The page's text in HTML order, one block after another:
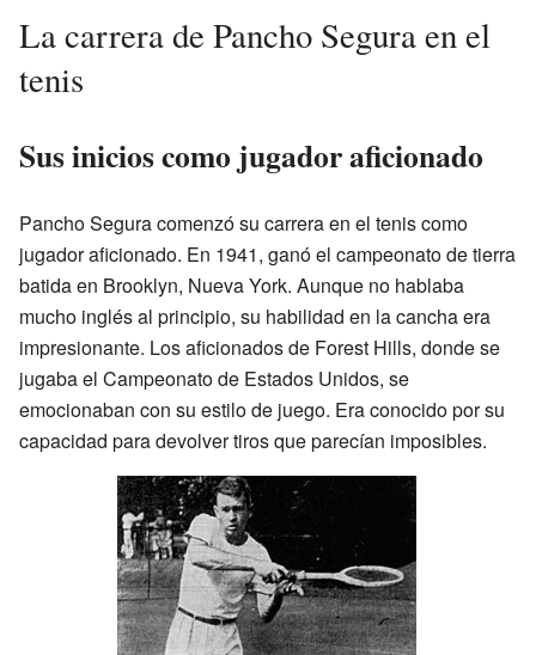
La carrera de Pancho Segura en el
tenis
Sus inicios como jugador aficionado
Pancho Segura comenzó su carrera en el tenis como
jugador aficionado. En 1941, ganó el campeonato de tierra
batida en Brooklyn, Nueva York. Aunque no hablaba
mucho inglés al principio, su habilidad en la cancha era
impresionante. Los aficionados de Forest Hills, donde se
jugaba el Campeonato de Estados Unidos, se
emocionaban con su estilo de juego. Era conocido por su
capacidad para devolver tiros que parecían imposibles.